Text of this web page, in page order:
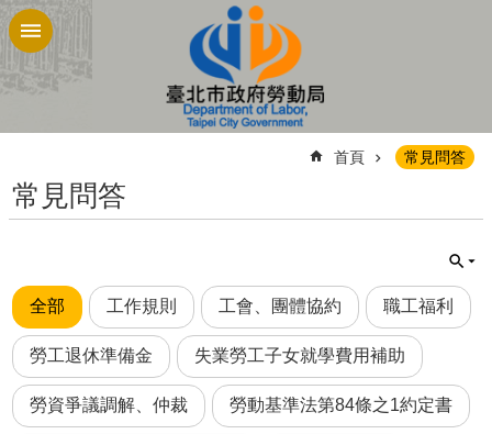
跳到主要內容區塊
首頁 常見問答
常見問答
全部 工作規則 工會、團體協約 職工福利
勞工退休準備金 失業勞工子女就學費用補助
勞資爭議調解、仲裁 勞動基準法第84條之1約定書